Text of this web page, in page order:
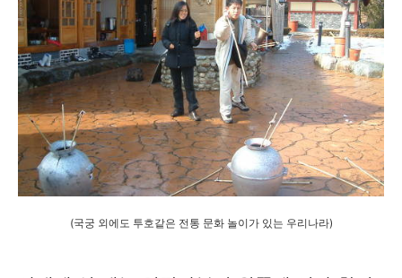
(국궁 외에도 투호같은 전통 문화 놀이가 있는 우리나라)